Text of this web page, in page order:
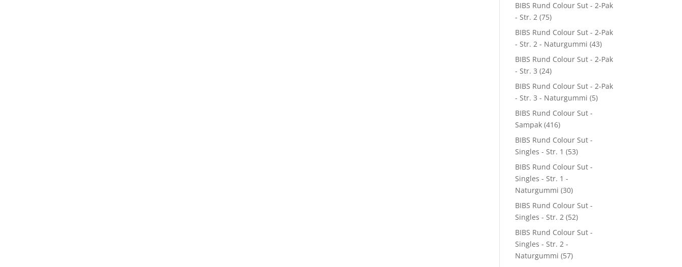
BIBS Rund Colour Sut - 2-Pak
- Str. 2 (75)
BIBS Rund Colour Sut - 2-Pak
- Str. 2 - Naturgummi (43)
BIBS Rund Colour Sut - 2-Pak
- Str. 3 (24)
BIBS Rund Colour Sut - 2-Pak
- Str. 3 - Naturgummi (5)
BIBS Rund Colour Sut -
Sampak (416)
BIBS Rund Colour Sut -
Singles - Str. 1 (53)
BIBS Rund Colour Sut -
Singles - Str. 1 -
Naturgummi (30)
BIBS Rund Colour Sut -
Singles - Str. 2 (52)
BIBS Rund Colour Sut -
Singles - Str. 2 -
Naturgummi (57)